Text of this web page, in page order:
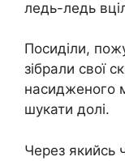
ледь-ледь
Посиділи,
зібрали свої
насидженого
шукати долі.
Через якийсь